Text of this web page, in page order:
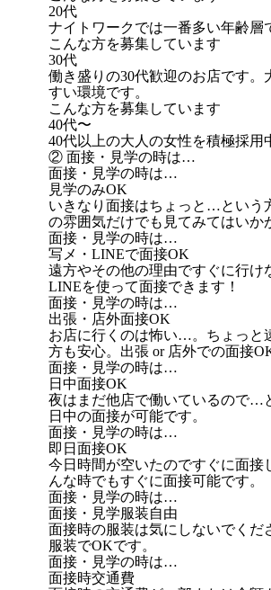
20代
ナイトワークでは一番多い年齢層
こんな方を募集しています
30代
働き盛りの30代歓迎のお店です。
すい環境です。
こんな方を募集しています
40代〜
40代以上の大人の女性を積極採用
② 面接・見学の時は…
面接・見学の時は…
見学のみOK
いきなり面接はちょっと…という
の雰囲気だけでも見てみてはいか
面接・見学の時は…
写メ・LINEで面接OK
遠方やその他の理由ですぐに行け
LINEを使って面接できます！
面接・見学の時は…
出張・店外面接OK
お店に行くのは怖い…。ちょっと
方も安心。出張 or 店外での面接
面接・見学の時は…
日中面接OK
夜はまだ他店で働いているので…
日中の面接が可能です。
面接・見学の時は…
即日面接OK
今日時間が空いたのですぐに面接
んな時でもすぐに面接可能です。
面接・見学の時は…
面接・見学服装自由
面接時の服装は気にしないでくだ
服装でOKです。
面接・見学の時は…
面接時交通費